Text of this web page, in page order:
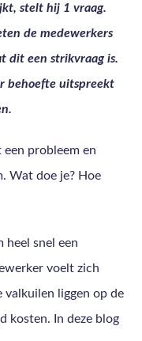
stelt hij 1 vraag.
de medewerkers
dit een strikvraag is.
behoefte uitspreekt
probleem en
Wat doe je? Hoe
heel snel een
voelt zich
valkuilen liggen op de
kosten. In deze blog